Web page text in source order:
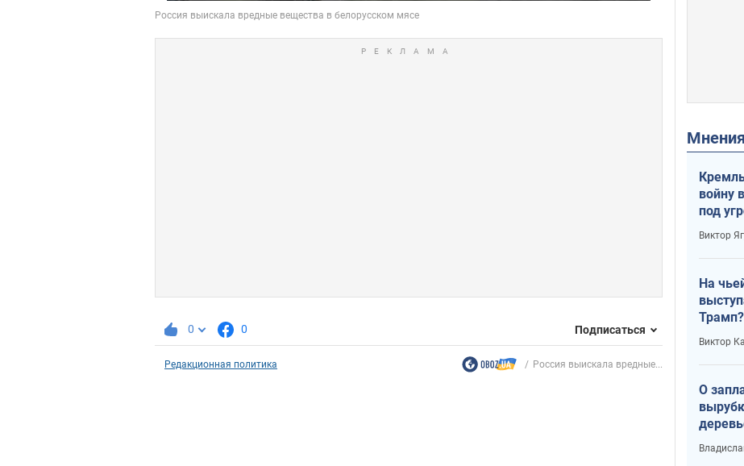
0 0 Подписаться
Редакционная политика Россия выискала вредные...
Мнения
войну
под
Виктор
На
Трамп?
Виктор
О
что